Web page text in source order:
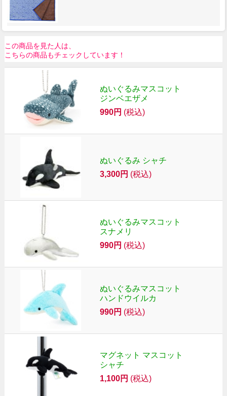
この商品を見た人は、
こちらの商品もチェックしています！
ぬいぐるみマスコット
ジンベエザメ
990円 (税込)
ぬいぐるみ シャチ
3,300円 (税込)
ぬいぐるみマスコット
スナメリ
990円 (税込)
ぬいぐるみマスコット
ハンドウイルカ
990円 (税込)
マグネット マスコット
シャチ
1,100円 (税込)